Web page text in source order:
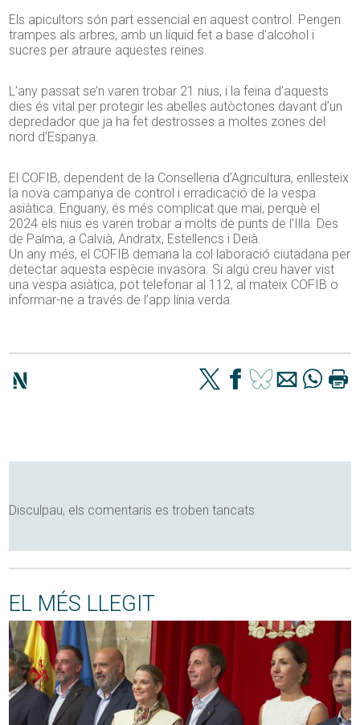
Els apicultors són part essencial en aquest control. Pengen
trampes als arbres, amb un líquid fet a base d’alcohol i
sucres per atraure aquestes reines.
L’any passat se’n varen trobar 21 nius, i la feina d’aquests
dies és vital per protegir les abelles autòctones davant d’un
depredador que ja ha fet destrosses a moltes zones del
nord d’Espanya.
El COFIB, dependent de la Conselleria d’Agricultura, enllesteix
la nova campanya de control i erradicació de la vespa
asiàtica. Enguany, és més complicat que mai, perquè el
2024 els nius es varen trobar a molts de punts de l’Illa. Des
de Palma, a Calvià, Andratx, Estellencs i Deià.
Un any més, el COFIB demana la col·laboració ciutadana per
detectar aquesta espècie invasora. Si algú creu haver vist
una vespa asiàtica, pot telefonar al 112, al mateix COFIB o
informar-ne a través de l’app línia verda.
Disculpau, els comentaris es troben tancats
EL MÉS LLEGIT